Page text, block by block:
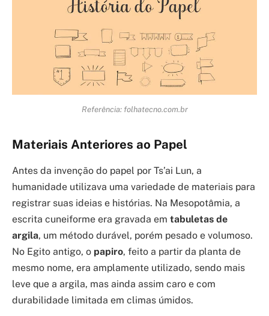
Referência: folhatecno.com.br
Materiais Anteriores ao Papel
Antes da invenção do papel por Ts’ai Lun, a
humanidade utilizava uma variedade de materiais para
registrar suas ideias e histórias. Na Mesopotâmia, a
escrita cuneiforme era gravada em tabuletas de
argila, um método durável, porém pesado e volumoso.
No Egito antigo, o papiro, feito a partir da planta de
mesmo nome, era amplamente utilizado, sendo mais
leve que a argila, mas ainda assim caro e com
durabilidade limitada em climas úmidos.